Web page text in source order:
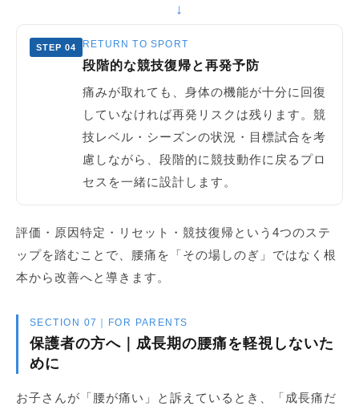
↓
STEP 04 RETURN TO SPORT
段階的な競技復帰と再発予防
痛みが取れても、身体の機能が十分に回復
していなければ再発リスクは残ります。競
技レベル・シーズンの状況・目標試合を考
慮しながら、段階的に競技動作に戻るプロ
セスを一緒に設計します。
評価・原因特定・リセット・競技復帰という4つのステ
ップを踏むことで、腰痛を「その場しのぎ」ではなく根
本から改善へと導きます。
SECTION 07｜FOR PARENTS
保護者の方へ｜成長期の腰痛を軽視しないた
めに
お子さんが「腰が痛い」と訴えているとき、「成長痛だ